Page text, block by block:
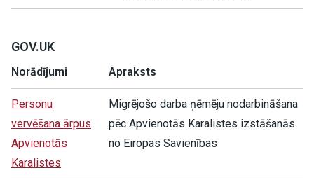
GOV.UK
Norādījumi Apraksts
Personu
vervēšana ārpus
Apvienotās
Karalistes
Migrējošo darba ņēmēju nodarbināšana
pēc Apvienotās Karalistes izstāšanās
no Eiropas Savienības